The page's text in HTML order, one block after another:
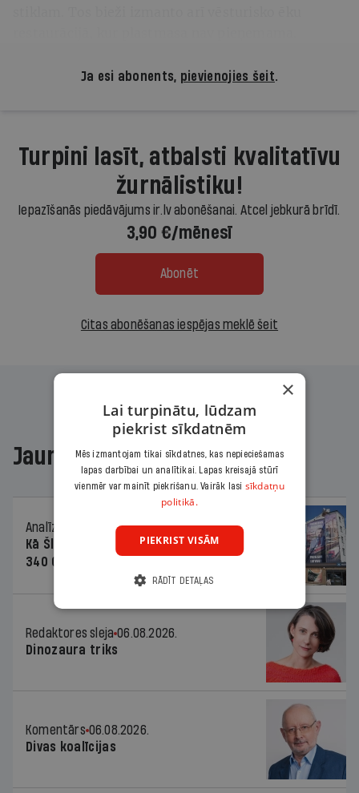
Ja esi abonents, pievienojies šeit.
Turpini lasīt, atbalsti kvalitatīvu
žurnālistiku!
Iepazīšanās piedāvājums ir.lv abonēšanai. Atcel jebkurā brīdī.
3,90 €/mēnesī
Abonēt
Citas abonēšanas iespējas meklē šeit
Jaunākajā žurnālā
Analīze
06.08.2026.
Kā Šlesera partija palika nesodīta par
340 000 vērtu reklāmas kampaņu
Redaktores sleja 06.08.2026.
Dinozaura triks
Komentārs 06.08.2026.
Divas koalīcijas
×
Lai turpinātu, lūdzam
piekrist sīkdatnēm
Mēs izmantojam tikai sīkdatnes, kas nepieciešamas
lapas darbībai un analītikai. Lapas kreisajā stūrī
vienmēr var mainīt piekrišanu. Vairāk lasi sīkdatņu
politikā.
PIEKRIST VISĀM
RĀDĪT DETAĻAS